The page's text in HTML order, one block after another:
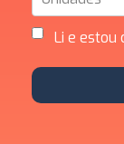
Li e estou